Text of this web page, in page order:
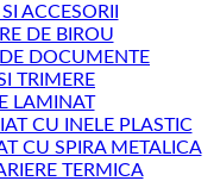
ACCESORII
DE BIROU
DOCUMENTE
TRIMERE
LAMINAT
CU INELE PLASTIC
CU SPIRA METALICA
TERMICA